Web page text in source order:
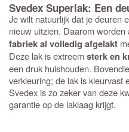
Svedex Superlak: Een
Je wilt natuurlijk dat je deuren
nieuw uitzien. Daarom
fabriek al volledig afgelakt
Deze lak is extreemsterk en
een druk huishouden.
verkleuring; de lak is kleurvast
Svedex is zo zeker van deze
garantie op de laklaag krijgt.